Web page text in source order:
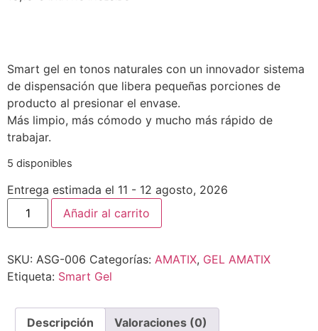
Smart gel en tonos naturales con un innovador sistema
de dispensación que libera pequeñas porciones de
producto al presionar el envase.
Más limpio, más cómodo y mucho más rápido de
trabajar.
5 disponibles
Entrega estimada el 11 - 12 agosto, 2026
Añadir al carrito
SKU: ASG-006 Categorías: AMATIX, GEL AMATIX
Etiqueta: Smart Gel
Descripción Valoraciones (0)